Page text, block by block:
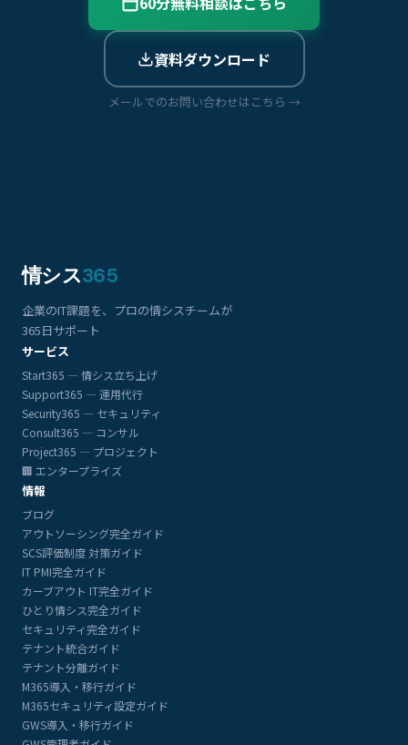
資料ダウンロード
メールでのお問い合わせはこちら →
情シス365
企業のIT課題を、プロの情シスチームが
365日サポート
サービス
Start365 — 情シス立ち上げ
Support365 — 運用代行
Security365 — セキュリティ
Consult365 — コンサル
Project365 — プロジェクト
🏢 エンタープライズ
情報
ブログ
アウトソーシング完全ガイド
SCS評価制度 対策ガイド
IT PMI完全ガイド
カーブアウト IT完全ガイド
ひとり情シス完全ガイド
セキュリティ完全ガイド
テナント統合ガイド
テナント分離ガイド
M365導入・移行ガイド
M365セキュリティ設定ガイド
GWS導入・移行ガイド